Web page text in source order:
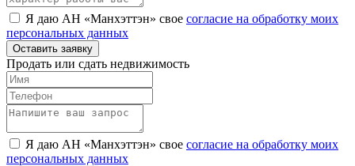
Я даю АН «Манхэттэн» свое согласие на обработку моих
персональных данных
Оставить заявку
Продать или сдать недвижимость
Я даю АН «Манхэттэн» свое согласие на обработку моих
персональных данных